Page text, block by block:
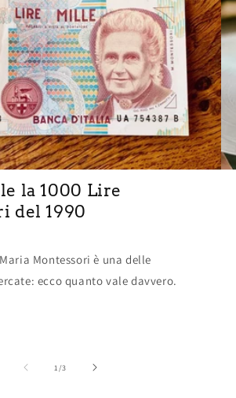
la 1000 Lire
del 1990
Montessori è una delle
ecco quanto vale davvero.
1/su
3